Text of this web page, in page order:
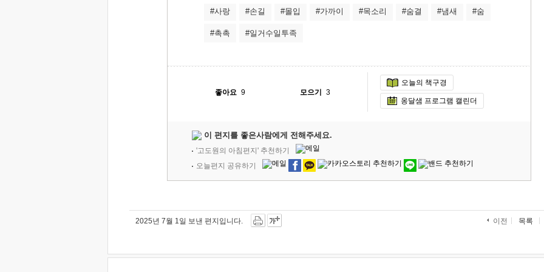
#사랑 #손길 #몰입 #가까이 #목소리 #숨결 #냄새 #숨
#촉촉 #일거수일투족
좋아요 9 모으기 3
오늘의 책구경
옹달샘 프로그램 캘린더
이 편지를 좋은사람에게 전해주세요.
'고도원의 아침편지' 추천하기
오늘편지 공유하기
2025년 7월 1일 보낸 편지입니다. 이전 목록